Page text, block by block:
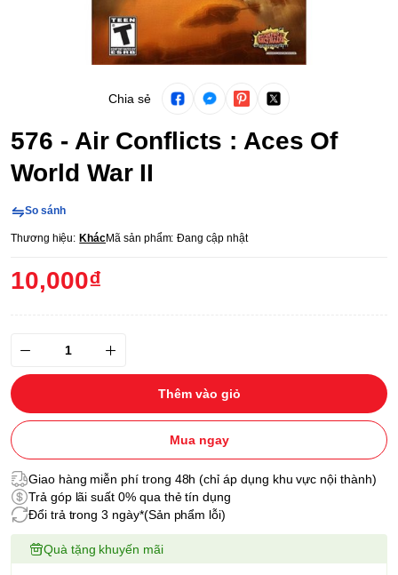
Chia sẻ
576 - Air Conflicts : Aces Of
World War II
So sánh
Thương hiệu: KhácMã sản phẩm: Đang cập nhật
10,000₫
Thêm vào giỏ
Mua ngay
Giao hàng miễn phí trong 48h (chỉ áp dụng khu vực nội thành)
Trả góp lãi suất 0% qua thẻ tín dụng
Đổi trả trong 3 ngày*(Sản phẩm lỗi)
Quà tặng khuyến mãi